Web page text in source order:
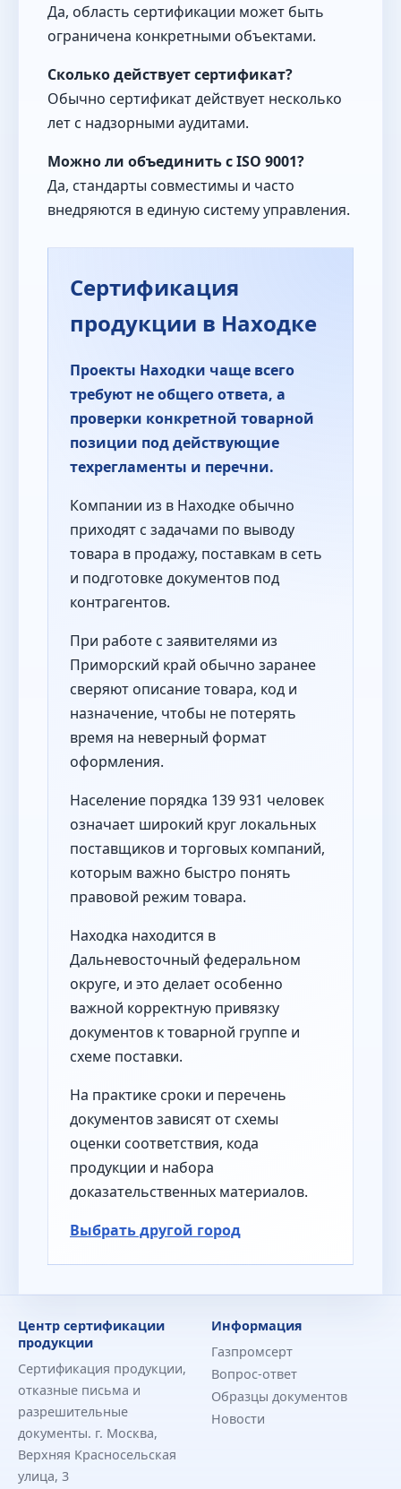
Да, область сертификации может быть
ограничена конкретными объектами.
Сколько действует сертификат?
Обычно сертификат действует несколько
лет с надзорными аудитами.
Можно ли объединить с ISO 9001?
Да, стандарты совместимы и часто
внедряются в единую систему управления.
Сертификация
продукции в Находке
Проекты Находки чаще всего
требуют не общего ответа, а
проверки конкретной товарной
позиции под действующие
техрегламенты и перечни.
Компании из в Находке обычно
приходят с задачами по выводу
товара в продажу, поставкам в сеть
и подготовке документов под
контрагентов.
При работе с заявителями из
Приморский край обычно заранее
сверяют описание товара, код и
назначение, чтобы не потерять
время на неверный формат
оформления.
Население порядка 139 931 человек
означает широкий круг локальных
поставщиков и торговых компаний,
которым важно быстро понять
правовой режим товара.
Находка находится в
Дальневосточный федеральном
округе, и это делает особенно
важной корректную привязку
документов к товарной группе и
схеме поставки.
На практике сроки и перечень
документов зависят от схемы
оценки соответствия, кода
продукции и набора
доказательственных материалов.
Выбрать другой город
Центр сертификации
продукции
Сертификация продукции,
отказные письма и
разрешительные
документы. г. Москва,
Верхняя Красносельская
улица, 3
Информация
Газпромсерт
Вопрос-ответ
Образцы документов
Новости